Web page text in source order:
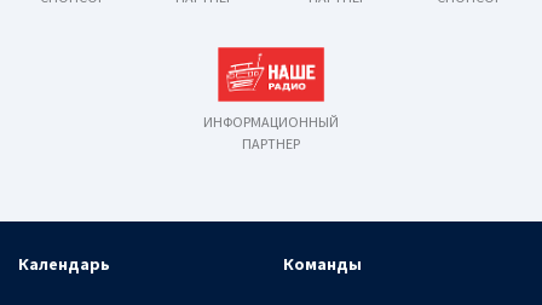
ИНФОРМАЦИОННЫЙ
ПАРТНЕР
Календарь Команды